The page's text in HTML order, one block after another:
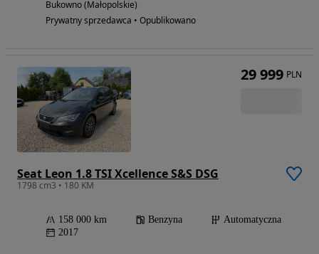
Bukowno (Małopolskie)
Prywatny sprzedawca • Opublikowano
Seat Leon 1.8 TSI Xcellence S&S DSG
1798 cm3 • 180 KM
158 000 km Benzyna
Automatyczna
2017
29 999 PLN